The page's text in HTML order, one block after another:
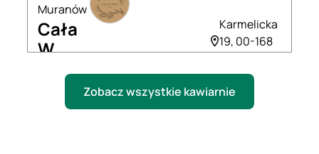
Muranów
Cała
W
Mące
Karmelicka
19, 00-168
Zobacz wszystkie kawiarnie